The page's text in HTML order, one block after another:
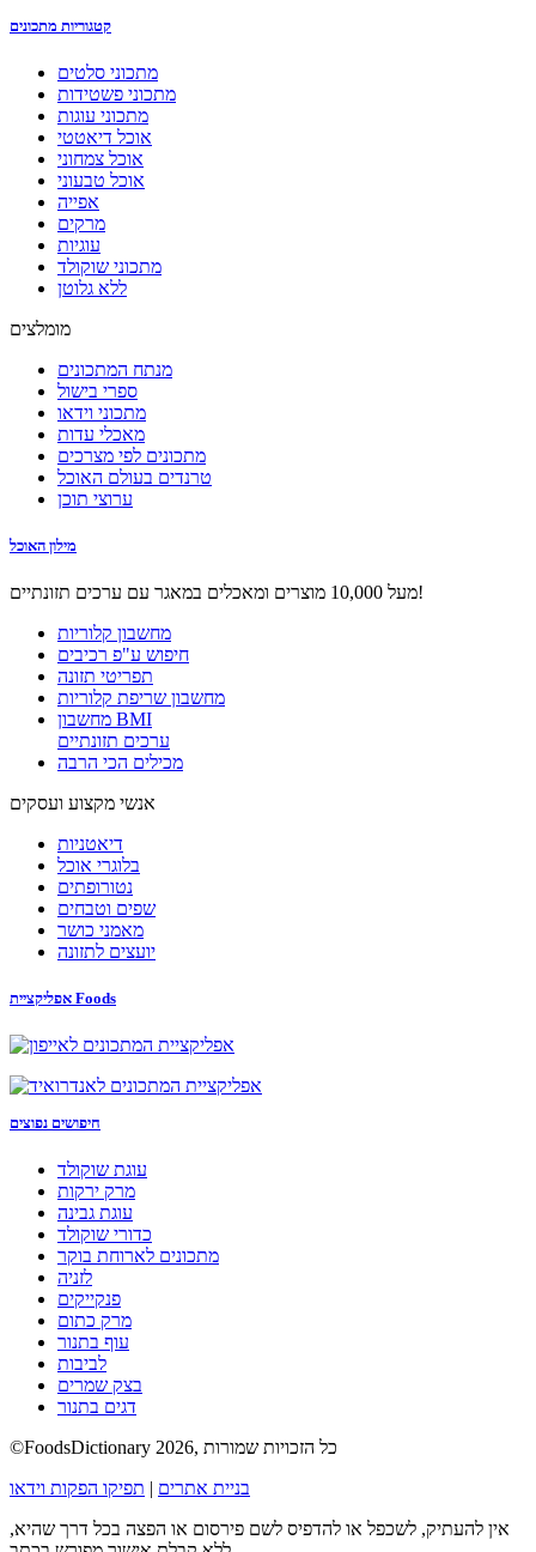
קטגוריות מתכונים
מתכוני סלטים
מתכוני פשטידות
מתכוני עוגות
אוכל דיאטטי
אוכל צמחוני
אוכל טבעוני
אפייה
מרקים
עוגיות
מתכוני שוקולד
ללא גלוטן
מומלצים
מנתח המתכונים
ספרי בישול
מתכוני וידאו
מאכלי עדות
מתכונים לפי מצרכים
טרנדים בעולם האוכל
ערוצי תוכן
מילון האוכל
מעל 10,000 מוצרים ומאכלים במאגר עם ערכים תזונתיים!
מחשבון קלוריות
חיפוש ע"פ רכיבים
תפריטי תזונה
מחשבון שריפת קלוריות
מחשבון BMI
ערכים תזונתיים
מכילים הכי הרבה
אנשי מקצוע ועסקים
דיאטניות
בלוגרי אוכל
נטורופתים
שפים וטבחים
מאמני כושר
יועצים לתזונה
אפליקציית Foods
חיפושים נפוצים
עוגת שוקולד
מרק ירקות
עוגת גבינה
כדורי שוקולד
מתכונים לארוחת בוקר
לזניה
פנקייקים
מרק כתום
עוף בתנור
לביבות
בצק שמרים
דגים בתנור
©FoodsDictionary 2026, כל הזכויות שמורות
בניית אתרים | תפיקו הפקות וידאו
אין להעתיק, לשכפל או להדפיס לשם פירסום או הפצה בכל דרך שהיא,